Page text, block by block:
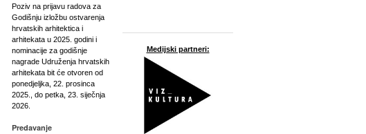
Poziv na prijavu radova za
Godišnju izložbu ostvarenja
hrvatskih arhitektica i
arhitekata u 2025. godini i
nominacije za godišnje
nagrade Udruženja hrvatskih
arhitekata bit će otvoren od
ponedjeljka, 22. prosinca
2025., do petka, 23. siječnja
2026.
Predavanje
Medijski partneri: